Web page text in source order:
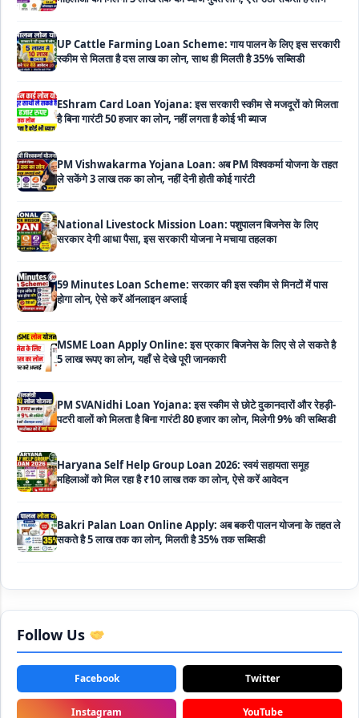
EShram Card Loan Yojana: इस सरकारी स्कीम से मजदूरों को मिलता
PM Vishwakarma Yojana Loan: अब PM विश्वकर्मा योजना के तहत
National Livestock Mission Loan: पशुपालन बिजनेस के लिए
59 Minutes Loan Scheme: सरकार की इस स्कीम से मिनटों में पास
MSME Loan Apply Online: इस प्रकार बिजनेस के लिए से ले सकते है
PM SVANidhi Loan Yojana: इस स्कीम से छोटे दुकानदारों और रेहड़ी-
Haryana Self Help Group Loan 2026: स्वयं सहायता समूह
Bakri Palan Loan Online Apply: अब बकरी पालन योजना के तहत ले
SBI Animal Husbandry Loan Scheme: SBI पशुपालन लोन
योजना के फॉर्म फिर से हुए शुरू, बिना गारंटी मिलता है 1 लाख से लेकर 10 लाख
NHFDC E-Rickshaw Loan Scheme Apply Online: अब ई-
रिक्शा खरीदने के लिए सकते है 1.5 लाख का सरकारी लोन, मिलेगी 50% तक
सब्सिडी
Follow Us
Facebook Twitter
Instagram YouTube